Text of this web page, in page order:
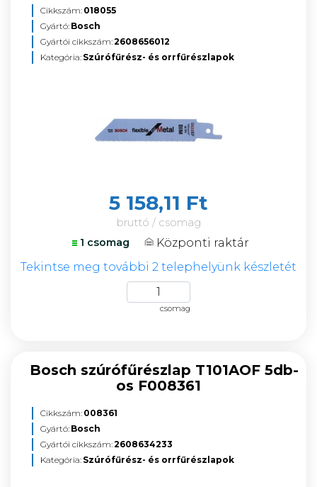
Cikkszám: 018055
Gyártó: Bosch
Gyártói cikkszám:2608656012
Kategória: Szúrófűrész- és orrfűrészlapok
5 158,11 Ft
bruttó / csomag
1 csomag
Központi raktár
Tekintse meg további 2 telephelyünk készletét
csomag
Bosch szúrófűrészlap T101AOF 5db-
os F008361
Cikkszám: 008361
Gyártó: Bosch
Gyártói cikkszám:2608634233
Kategória: Szúrófűrész- és orrfűrészlapok